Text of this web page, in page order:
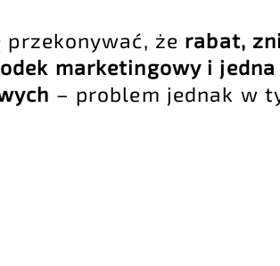
że rabat,
marketingowy i
– problem jednak w